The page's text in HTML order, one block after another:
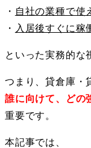
・ 自社の業種で使
・ 入居後すぐに稼
といった実務的な
つまり、貸倉庫・
誰に向けて、どの
重要です。
本記事では、